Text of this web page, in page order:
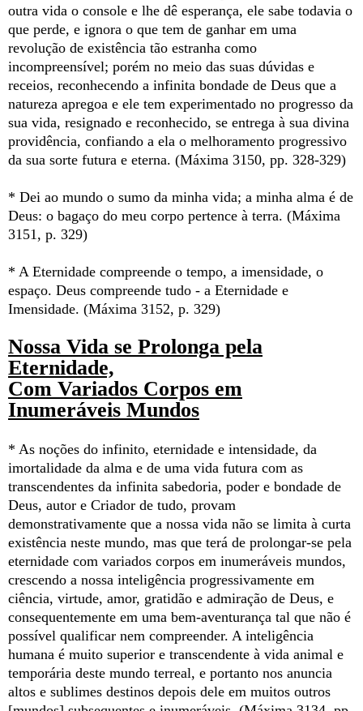
outra vida o console e lhe dê esperança, ele sabe todavia o
que perde, e ignora o que tem de ganhar em uma
revolução de existência tão estranha como
incompreensível; porém no meio das suas dúvidas e
receios, reconhecendo a infinita bondade de Deus que a
natureza apregoa e ele tem experimentado no progresso da
sua vida, resignado e reconhecido, se entrega à sua divina
providência, confiando a ela o melhoramento progressivo
da sua sorte futura e eterna. (Máxima 3150, pp. 328-329)
* Dei ao mundo o sumo da minha vida; a minha alma é de
Deus: o bagaço do meu corpo pertence à terra. (Máxima
3151, p. 329)
* A Eternidade compreende o tempo, a imensidade, o
espaço. Deus compreende tudo - a Eternidade e
Imensidade. (Máxima 3152, p. 329)
Nossa Vida se Prolonga pela
Eternidade,
Com Variados Corpos em
Inumeráveis Mundos
* As noções do infinito, eternidade e intensidade, da
imortalidade da alma e de uma vida futura com as
transcendentes da infinita sabedoria, poder e bondade de
Deus, autor e Criador de tudo, provam
demonstrativamente que a nossa vida não se limita à curta
existência neste mundo, mas que terá de prolongar-se pela
eternidade com variados corpos em inumeráveis mundos,
crescendo a nossa inteligência progressivamente em
ciência, virtude, amor, gratidão e admiração de Deus, e
consequentemente em uma bem-aventurança tal que não é
possível qualificar nem compreender. A inteligência
humana é muito superior e transcendente à vida animal e
temporária deste mundo terreal, e portanto nos anuncia
altos e sublimes destinos depois dele em muitos outros